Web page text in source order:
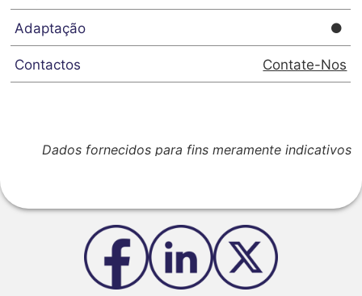
Contate-Nos
Dados fornecidos para fins meramente indicativos